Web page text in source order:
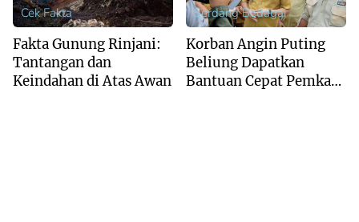
Cek Fakta
Fakta Gunung Rinjani:
Tantangan dan
Keindahan di Atas Awan
Serdang Bedagai
Korban Angin Puting
Beliung Dapatkan
Bantuan Cepat Pemkab